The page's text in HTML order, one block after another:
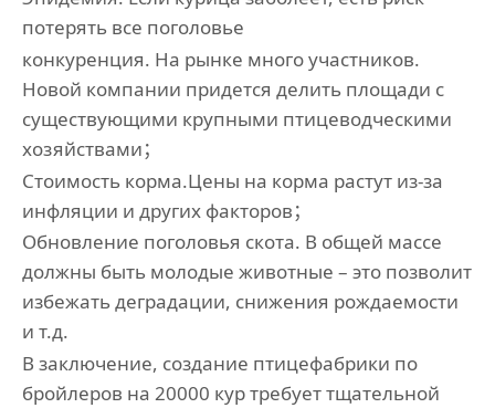
потерять все поголовье
конкуренция. На рынке много участников.
Новой компании придется делить площади с
существующими крупными птицеводческими
хозяйствами；
Стоимость корма.Цены на корма растут из-за
инфляции и других факторов；
Обновление поголовья скота. В общей массе
должны быть молодые животные – это позволит
избежать деградации, снижения рождаемости
и т.д.
В заключение, создание птицефабрики по
бройлеров на 20000 кур требует тщательной